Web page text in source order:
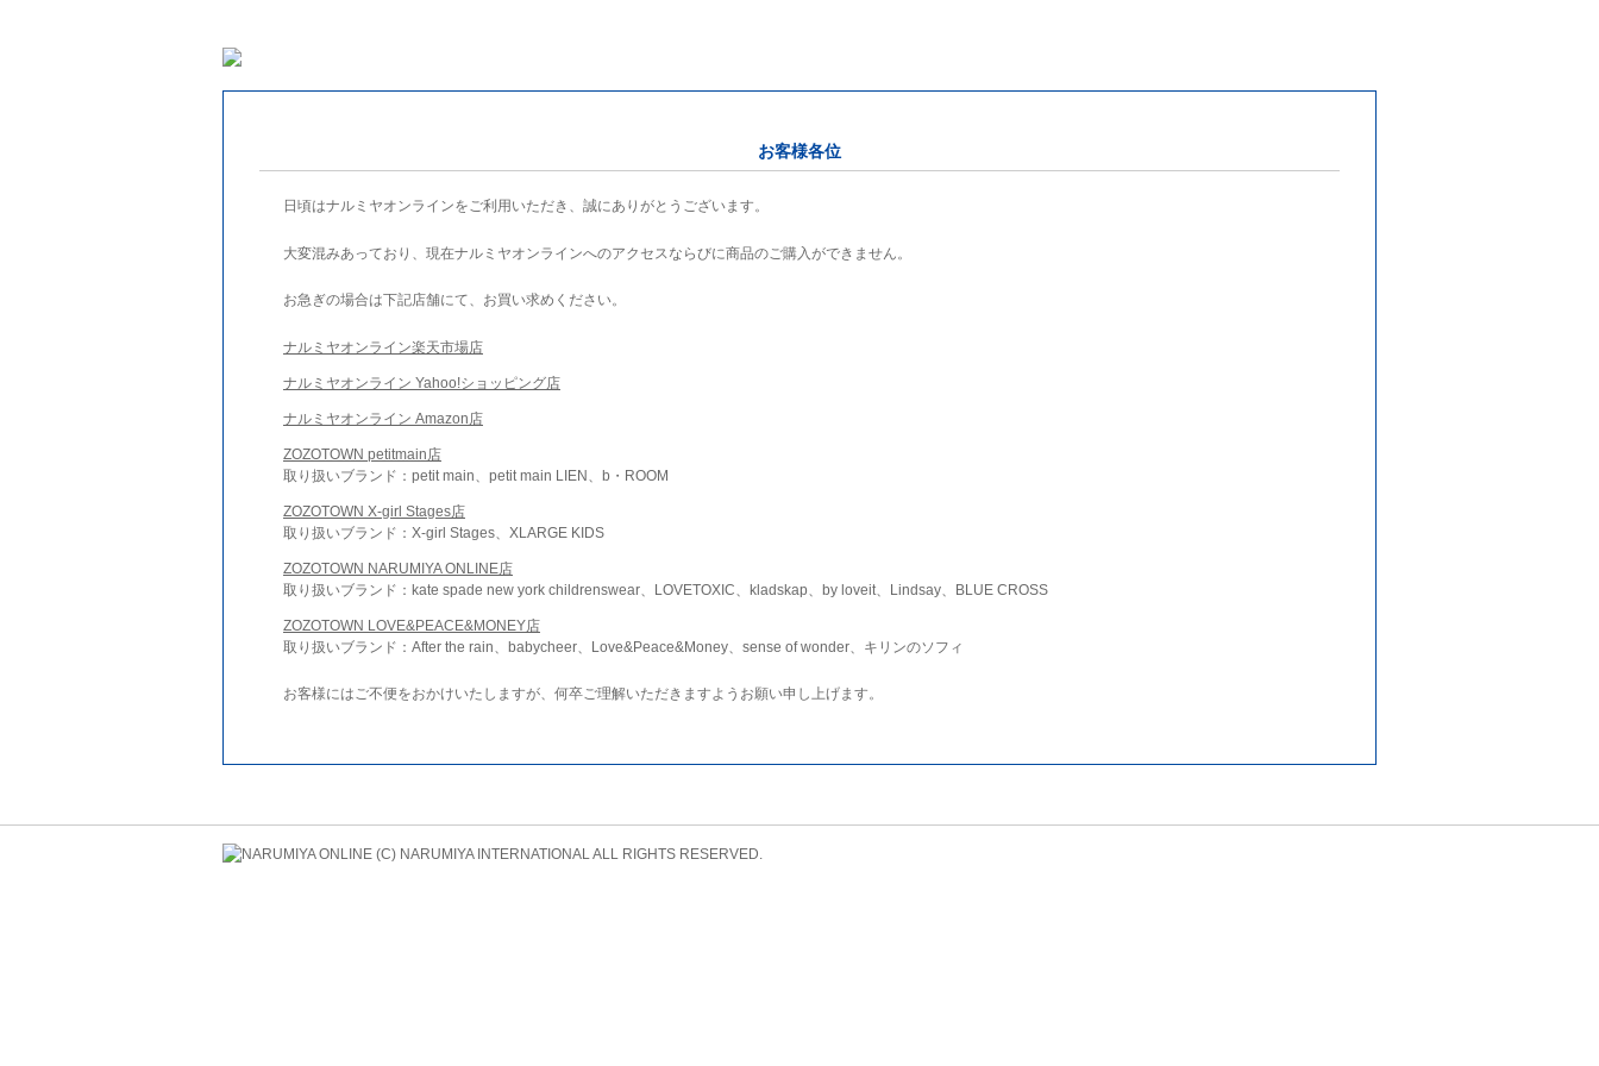
お客様各位
日頃はナルミヤオンラインをご利用いただき、誠にありがとうございます。
大変混みあっており、現在ナルミヤオンラインへのアクセスならびに商品のご購入ができません。
お急ぎの場合は下記店舗にて、お買い求めください。
ナルミヤオンライン楽天市場店
ナルミヤオンライン Yahoo!ショッピング店
ナルミヤオンライン Amazon店
ZOZOTOWN petitmain店
取り扱いブランド：petit main、petit main LIEN、b・ROOM
ZOZOTOWN X-girl Stages店
取り扱いブランド：X-girl Stages、XLARGE KIDS
ZOZOTOWN NARUMIYA ONLINE店
取り扱いブランド：kate spade new york childrenswear、LOVETOXIC、kladskap、by loveit、Lindsay、BLUE CROSS
ZOZOTOWN LOVE&PEACE&MONEY店
取り扱いブランド：After the rain、babycheer、Love&Peace&Money、sense of wonder、キリンのソフィ
お客様にはご不便をおかけいたしますが、何卒ご理解いただきますようお願い申し上げます。